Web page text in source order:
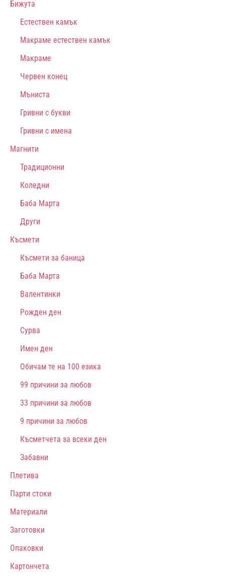
Бижута
Естествен камък
Макраме естествен камък
Макраме
Червен конец
Мъниста
Гривни с букви
Гривни с имена
Магнити
Традиционни
Коледни
Баба Марта
Други
Късмети
Късмети за баница
Баба Марта
Валентинки
Рожден ден
Сурва
Имен ден
Обичам те на 100 езика
99 причини за любов
33 причини за любов
9 причини за любов
Късметчета за всеки ден
Забавни
Плетива
Парти стоки
Материали
Заготовки
Опаковки
Картончета